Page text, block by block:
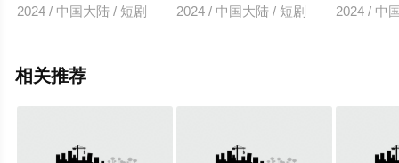
2024 / 中国大陆 / 短剧 2024 / 中国大陆 / 短剧 2024 / 中
相关推荐